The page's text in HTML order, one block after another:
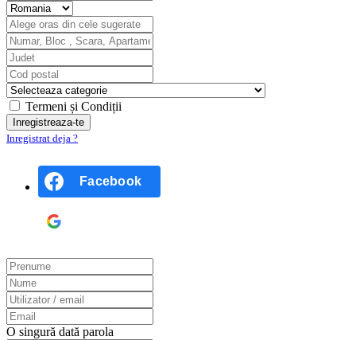
Termeni și Condiții
Inregistrat deja ?
Facebook
O singură dată parola